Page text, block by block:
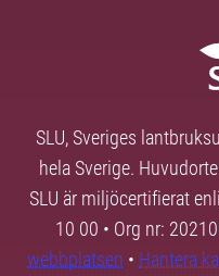
SLU, Sveriges
hela Sverige.
SLU är miljöcertifierat
10 00 • Org nr:
webbplatsen • Hantera